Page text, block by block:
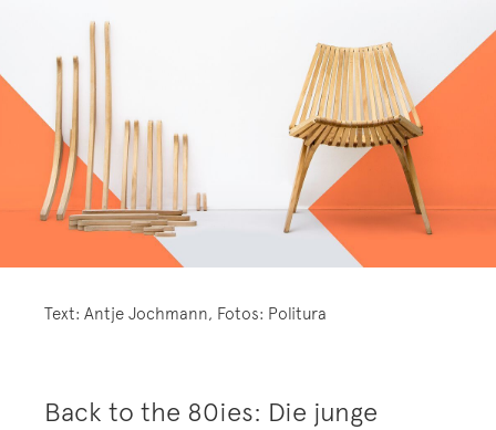
Text: Antje Jochmann, Fotos: Politura
Back to the 80ies: Die junge